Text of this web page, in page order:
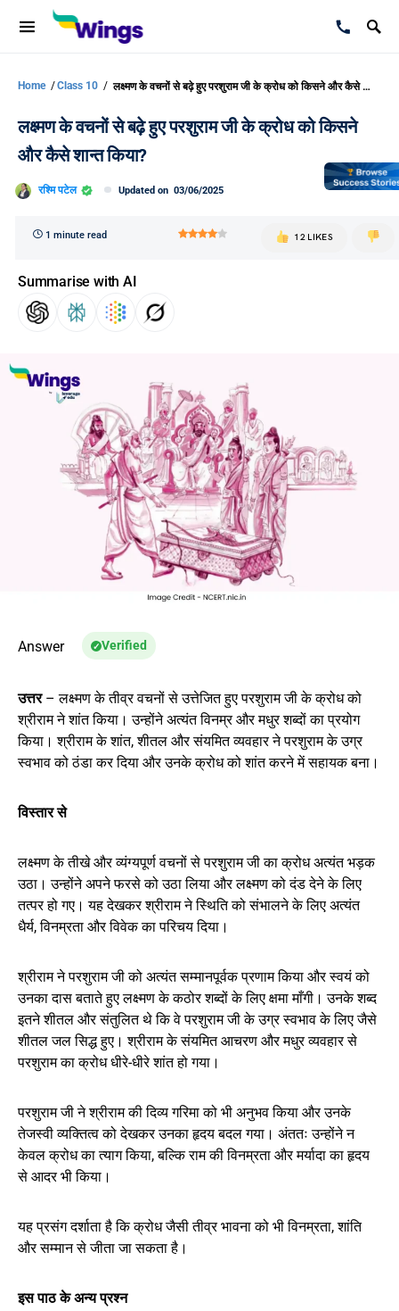
Home /Class 10 / लक्ष्मण के वचनों से बढ़े हुए परशुराम जी के क्रोध को किसने और कैसे शान्त किया?
लक्ष्मण के वचनों से बढ़े हुए परशुराम जी के क्रोध को किसने
और कैसे शान्त किया?
रश्मि पटेल Updated on 03/06/2025
1 minute read 12 LIKES
Summarise with AI
Answer Verified
उत्तर– लक्ष्मण के तीव्र वचनों से उत्तेजित हुए परशुराम जी के क्रोध को
श्रीराम ने शांत किया। उन्होंने अत्यंत विनम्र और मधुर शब्दों का प्रयोग
किया। श्रीराम के शांत, शीतल और संयमित व्यवहार ने परशुराम के उग्र
स्वभाव को ठंडा कर दिया और उनके क्रोध को शांत करने में सहायक बना।
विस्तार से
लक्ष्मण के तीखे और व्यंग्यपूर्ण वचनों से परशुराम जी का क्रोध अत्यंत भड़क
उठा। उन्होंने अपने फरसे को उठा लिया और लक्ष्मण को दंड देने के लिए
तत्पर हो गए। यह देखकर श्रीराम ने स्थिति को संभालने के लिए अत्यंत
धैर्य, विनम्रता और विवेक का परिचय दिया।
श्रीराम ने परशुराम जी को अत्यंत सम्मानपूर्वक प्रणाम किया और स्वयं को
उनका दास बताते हुए लक्ष्मण के कठोर शब्दों के लिए क्षमा माँगी। उनके शब्द
इतने शीतल और संतुलित थे कि वे परशुराम जी के उग्र स्वभाव के लिए जैसे
शीतल जल सिद्ध हुए। श्रीराम के संयमित आचरण और मधुर व्यवहार से
परशुराम का क्रोध धीरे-धीरे शांत हो गया।
परशुराम जी ने श्रीराम की दिव्य गरिमा को भी अनुभव किया और उनके
तेजस्वी व्यक्तित्व को देखकर उनका हृदय बदल गया। अंततः उन्होंने न
केवल क्रोध का त्याग किया, बल्कि राम की विनम्रता और मर्यादा का हृदय
से आदर भी किया।
यह प्रसंग दर्शाता है कि क्रोध जैसी तीव्र भावना को भी विनम्रता, शांति
और सम्मान से जीता जा सकता है।
इस पाठ के अन्य प्रश्न